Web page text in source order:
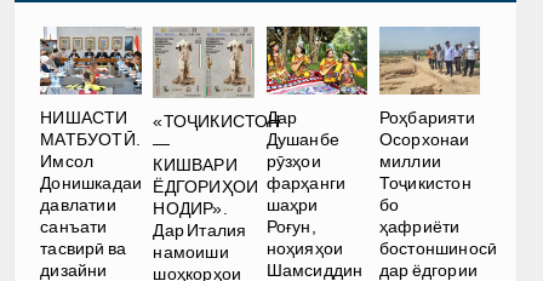
НИШАСТИ
МАТБУОТӢ.
Имсол
Донишкадаи
давлатии
санъати
тасвирӣ ва
дизайни
«ТОҶИКИСТОН
—
КИШВАРИ
ЁДГОРИҲОИ
НОДИР».
Дар Италия
намоиши
шоҳкорҳои
Дар
Душанбе
рӯзҳои
фарҳанги
шаҳри
Роғун,
ноҳияҳои
Шамсиддин
Роҳбарияти
Осорхонаи
миллии
Тоҷикистон
бо
ҳафриёти
бостоншиносӣ
дар ёдгории